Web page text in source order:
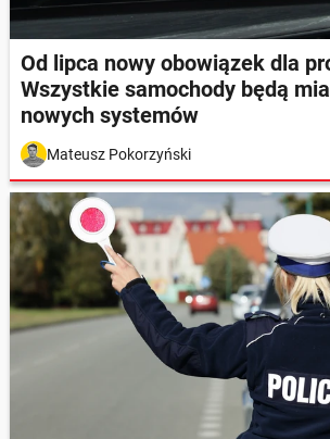
Od lipca nowy obowiązek dla
Wszystkie samochody będą
nowych systemów
Mateusz Pokorzyński